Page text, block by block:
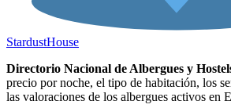
StardustHouse
Directorio Nacional de Albergues y
precio por noche, el tipo de habitación, los
las valoraciones de los albergues activos en